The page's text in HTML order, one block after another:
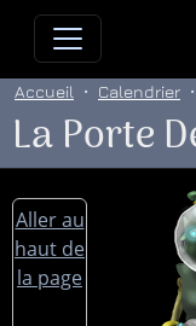
Allez directement au
Accueil Calendrier
La Porte
Aller au
haut de
la page